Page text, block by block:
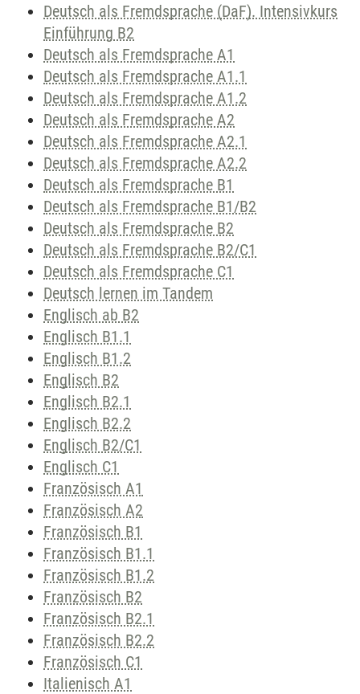
Deutsch als Fremdsprache (DaF). Intensivkurs
Einführung B2
Deutsch als Fremdsprache A1
Deutsch als Fremdsprache A1.1
Deutsch als Fremdsprache A1.2
Deutsch als Fremdsprache A2
Deutsch als Fremdsprache A2.1
Deutsch als Fremdsprache A2.2
Deutsch als Fremdsprache B1
Deutsch als Fremdsprache B1/B2
Deutsch als Fremdsprache B2
Deutsch als Fremdsprache B2/C1
Deutsch als Fremdsprache C1
Deutsch lernen im Tandem
Englisch ab B2
Englisch B1.1
Englisch B1.2
Englisch B2
Englisch B2.1
Englisch B2.2
Englisch B2/C1
Englisch C1
Französisch A1
Französisch A2
Französisch B1
Französisch B1.1
Französisch B1.2
Französisch B2
Französisch B2.1
Französisch B2.2
Französisch C1
Italienisch A1